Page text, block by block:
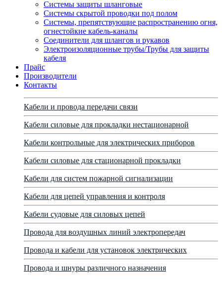
Системы защиты шланговые
Системы скрытой проводки под полом
Системы, препятствующие распространению огня,
огнестойкие кабель-каналы
Соединители для шлангов и рукавов
Электроизоляционные трубы/Трубы для защиты
кабеля
Прайс
Производители
Контакты
Кабели и провода передачи связи
Кабели силовые для прокладки нестационарной
Кабели контрольные для электрических приборов
Кабели силовые для стационарной прокладки
Кабели для систем пожарной сигнализации
Кабели для цепей управления и контроля
Кабели судовые для силовых цепей
Провода для воздушных линий электропередач
Провода и кабели для установок электрических
Провода и шнуры различного назначения